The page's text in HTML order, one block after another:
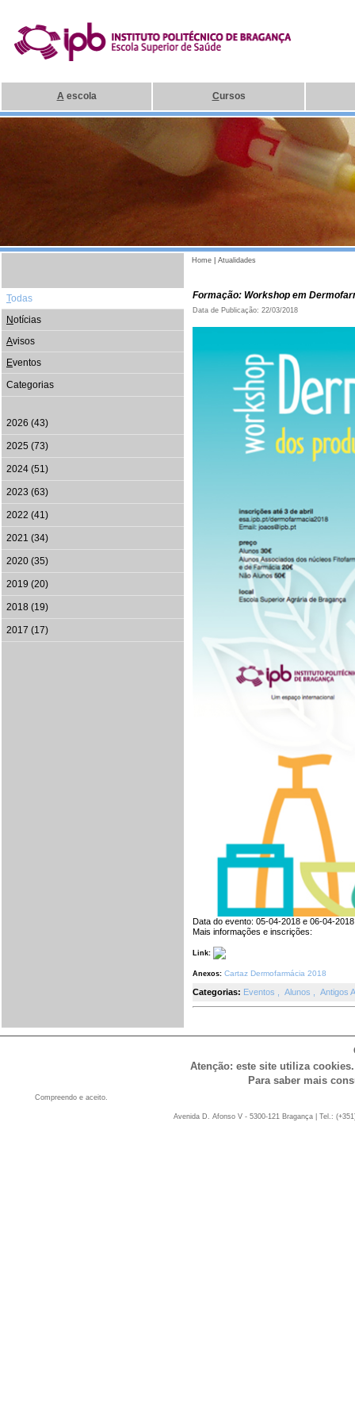
A escola Cursos
Home Atualidades
Todas
Notícias
Avisos
Eventos
Categorias
2026 (43)
2025 (73)
2024 (51)
2023 (63)
2022 (41)
2021 (34)
2020 (35)
2019 (20)
2018 (19)
2017 (17)
Formação: Workshop em
Data de Publicação: 22/03/2018
Data do evento: 05-04-2018 e 06-04-
Mais informações e inscrições:
Link:
Anexos: Cartaz Dermofarmácia 2018
Categorias: Eventos Alunos Antigos
Atenção: este site utiliza
Para saber mais
Compreendo e aceito.
Avenida D. Afonso V - 5300-121 Bragança | Tel.: